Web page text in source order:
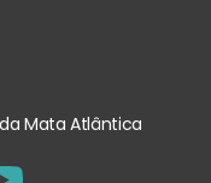
da Mata Atlântica